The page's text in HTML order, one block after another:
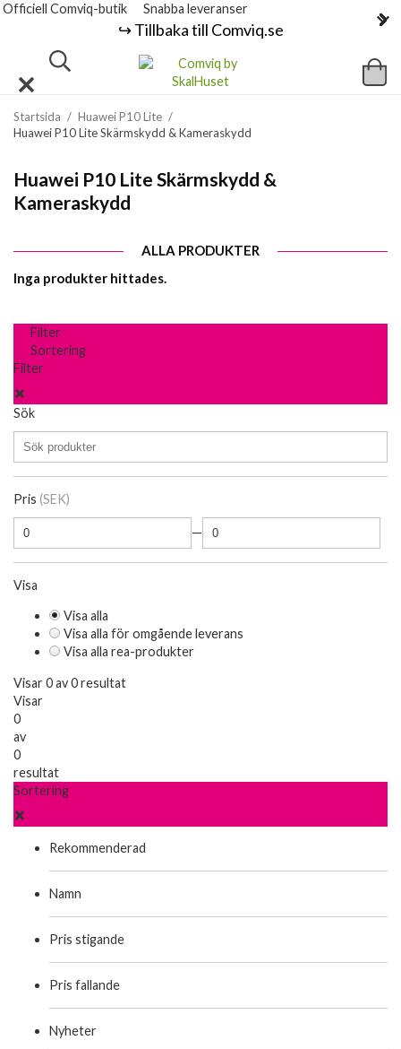
Officiell Comviq-butik Snabba leveranser
↪️ Tillbaka till Comviq.se
Startsida / Huawei P10 Lite /
Huawei P10 Lite Skärmskydd & Kameraskydd
Huawei P10 Lite Skärmskydd &
Kameraskydd
ALLA PRODUKTER
Inga produkter hittades.
Filter
Sortering
Filter
Sök
Pris (SEK)
—
Visa
Visa alla
Visa alla för omgående leverans
Visa alla rea-produkter
Visar 0 av 0 resultat
Visar
0
av
0
resultat
Sortering
Rekommenderad
Namn
Pris stigande
Pris fallande
Nyheter